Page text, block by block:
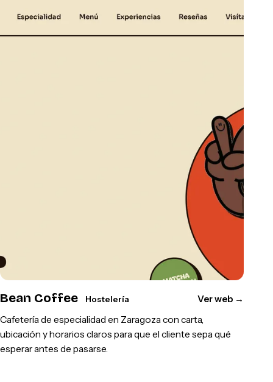
Bean Coffee Hostelería Ver web →
Cafetería de especialidad en Zaragoza con carta,
ubicación y horarios claros para que el cliente sepa qué
esperar antes de pasarse.